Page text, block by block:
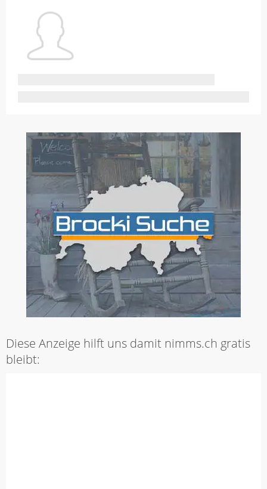
Diese Anzeige hilft uns damit nimms.ch gratis
bleibt: